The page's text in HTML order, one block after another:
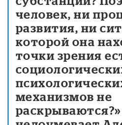
человек, ни
развития, ни
которой она
точки зрения
механизмов не
раскрываются?»